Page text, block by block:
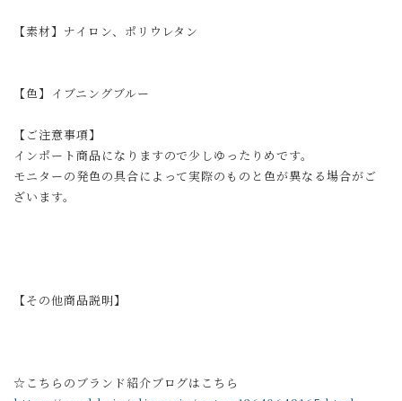
【素材】ナイロン、ポリウレタン
【色】イブニングブルー
【ご注意事項】
インポート商品になりますので少しゆったりめです。
モニターの発色の具合によって実際のものと色が異なる場合がご
ざいます。
【その他商品説明】
☆こちらのブランド紹介ブログはこちら